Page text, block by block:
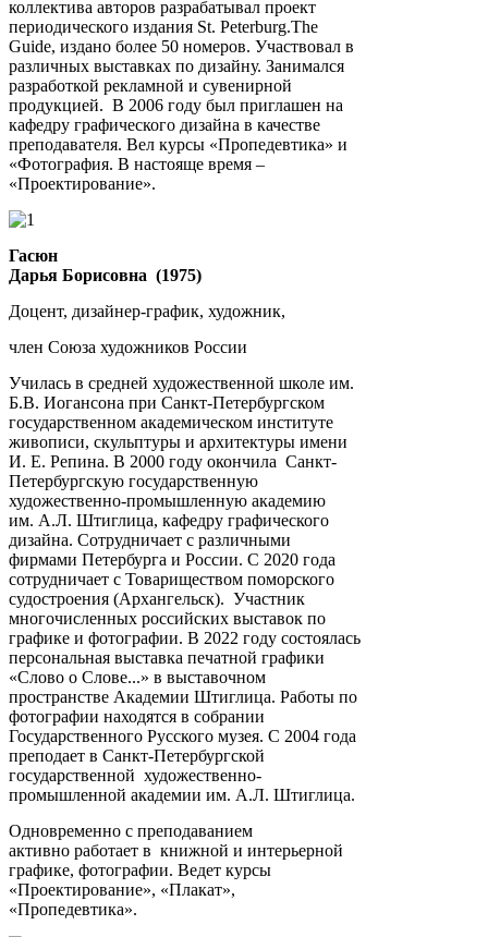
коллектива авторов разрабатывал проект
перио­дического издания St. Peterburg.The
Guide, издано более 50 номеров. Участвовал в
различных выставках по дизайну. Занимался
разработкой рекламной и сувенирной
продукцией. В 2006 году был приглашен на
кафедру графического дизайна в качестве
преподавателя. Вел курсы «Пропедевтика» и
«Фотография. В настояще время –
«Проектирование».
Гасюн
Дарья Борисовна (1975)
Доцент, дизайнер-график, художник,
член Союза художников России
Училась в средней художественной школе им.
Б.В. Иогансона при Санкт-Петербургском
государственном академическом институте
живописи, скульптуры и архитектуры имени
И. Е. Репина. В 2000 году окончила Санкт-
Петербургскую государственную
художественно-промышленную академию
им. А.Л. Штиглица, кафедру графического
дизайна. Сотрудничает с различными
фирмами Петербурга и России. С 2020 года
сотрудничает с Товариществом поморского
судостроения (Архангельск). Участник
многочисленных российских выставок по
графике и фотографии. В 2022 году состоялась
персональная выставка печатной графики
«Слово о Слове...» в выставочном
пространстве Академии Штиглица. Работы по
фотографии находятся в собрании
Государственного Русского музея. С 2004 года
преподает в Санкт-Петербургской
государственной художественно-
промышленной академии им. А.Л. Штиглица.
Одновременно с преподаванием
активно работает в книжной и интерьерной
графике, фотографии. Ведет курсы
«Проектирование», «Плакат»,
«Пропедевтика».